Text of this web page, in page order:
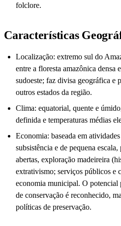
folclore.
Características
Localização: extremo sul do
entre a floresta amazônica densa
sudoeste; faz divisa geográfica e
outros estados da região.
Clima: equatorial, quente e
definida e temperaturas médias
Economia: baseada em
subsistência e de pequena
abertas, exploração madeireira
extrativismo; serviços públicos e
economia municipal. O potencial
de conservação é reconhecido,
políticas de preservação.